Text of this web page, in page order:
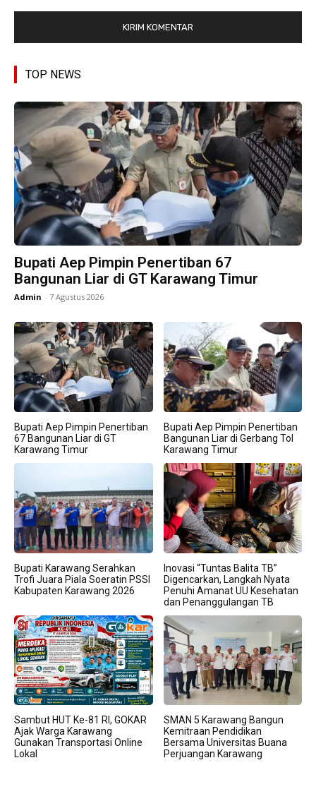
TOP NEWS
Bupati Aep Pimpin Penertiban 67
Bangunan Liar di GT Karawang Timur
Admin - 7 Agustus 2026
Bupati Aep Pimpin Penertiban
67 Bangunan Liar di GT
Karawang Timur
Bupati Aep Pimpin Penertiban
Bangunan Liar di Gerbang Tol
Karawang Timur
Bupati Karawang Serahkan
Trofi Juara Piala Soeratin PSSI
Kabupaten Karawang 2026
Inovasi “Tuntas Balita TB”
Digencarkan, Langkah Nyata
Penuhi Amanat UU Kesehatan
dan Penanggulangan TB
Sambut HUT Ke-81 RI, GOKAR
Ajak Warga Karawang
Gunakan Transportasi Online
Lokal
SMAN 5 Karawang Bangun
Kemitraan Pendidikan
Bersama Universitas Buana
Perjuangan Karawang